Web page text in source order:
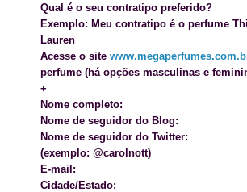
Qual é o seu contratipo preferido?
Exemplo: Meu contratipo é o perfume
Lauren
Acesse o site
perfume (há opções masculinas e
+
Nome completo:
Nome de seguidor do Blog:
Nome de seguidor do Twitter:
(exemplo: @carolnott)
E-mail:
Cidade/Estado: